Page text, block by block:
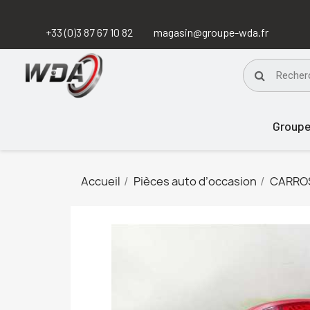
+33 (0)3 87 67 10 82 magasin@groupe-wda.fr
Accueil Pièces auto d’occasion